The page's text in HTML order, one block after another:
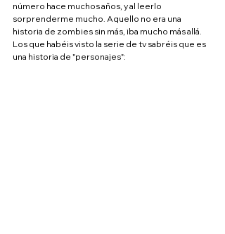
número hace muchos años, y al leerlo
sorprenderme mucho. Aquello no era una
historia de zombies sin más, iba mucho más allá.
Los que habéis visto la serie de tv sabréis que es
una historia de "personajes":